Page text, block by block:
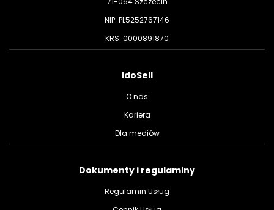
NIP: PL5252767146
KRS: 0000891870
IdoSell
O nas
Kariera
Dla mediów
Dokumenty i regulaminy
Regulamin Usług